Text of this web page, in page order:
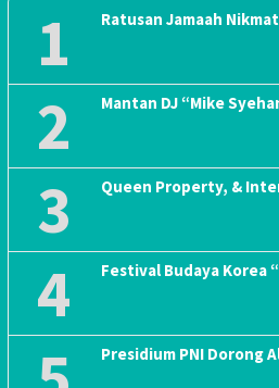
1 Ratusan Jamaah
2 Mantan DJ “Mike
3 Queen Property, &
4 Festival Budaya Korea
Presidium PNI Dorong